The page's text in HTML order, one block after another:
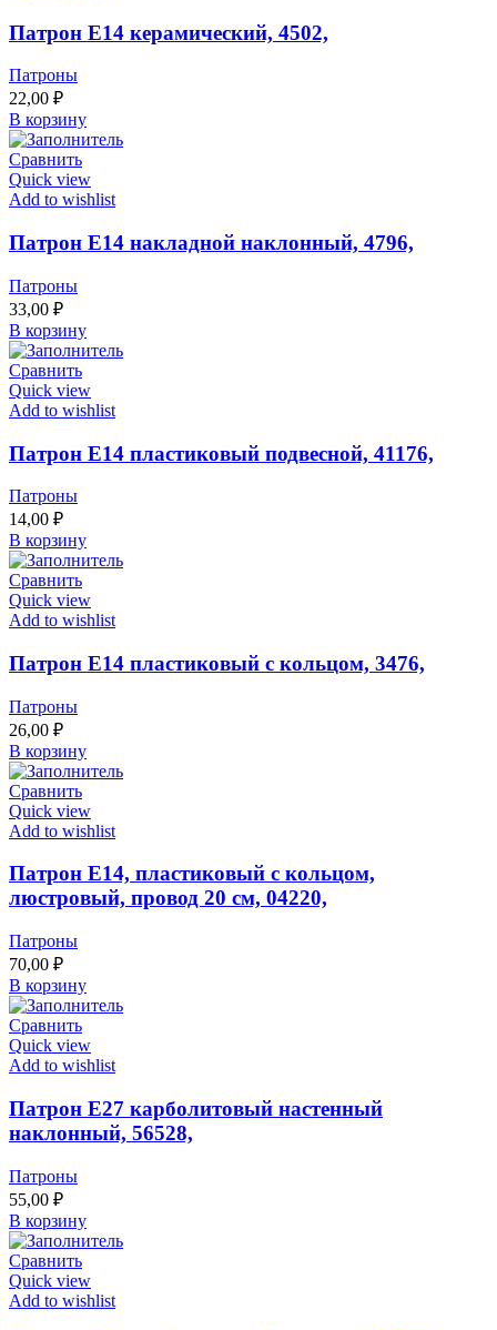
Патрон Е14 керамический, 4502,
Патроны
22,00 ₽
В корзину
Сравнить
Quick view
Add to wishlist
Патрон Е14 накладной наклонный, 4796,
Патроны
33,00 ₽
В корзину
Сравнить
Quick view
Add to wishlist
Патрон Е14 пластиковый подвесной, 41176,
Патроны
14,00 ₽
В корзину
Сравнить
Quick view
Add to wishlist
Патрон Е14 пластиковый с кольцом, 3476,
Патроны
26,00 ₽
В корзину
Сравнить
Quick view
Add to wishlist
Патрон Е14, пластиковый с кольцом,
люстровый, провод 20 см, 04220,
Патроны
70,00 ₽
В корзину
Сравнить
Quick view
Add to wishlist
Патрон Е27 карболитовый настенный
наклонный, 56528,
Патроны
55,00 ₽
В корзину
Сравнить
Quick view
Add to wishlist